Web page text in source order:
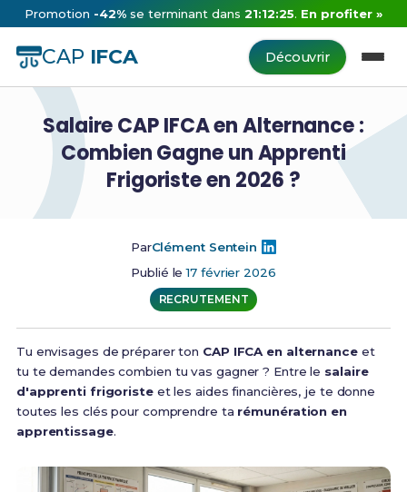
Promotion -42%se terminant dans 21:12:24. En profiter »
CAP IFCA Découvrir
Salaire CAP IFCA en Alternance :
Combien Gagne un Apprenti
Frigoriste en 2026 ?
ParClément Sentein
Publié le17 février 2026
RECRUTEMENT
Tu envisages de préparer ton CAP IFCA en alternanceet
tu te demandes combien tu vas gagner ? Entre le salaire
d'apprenti frigoristeet les aides financières, je te donne
toutes les clés pour comprendre ta rémunération en
apprentissage.